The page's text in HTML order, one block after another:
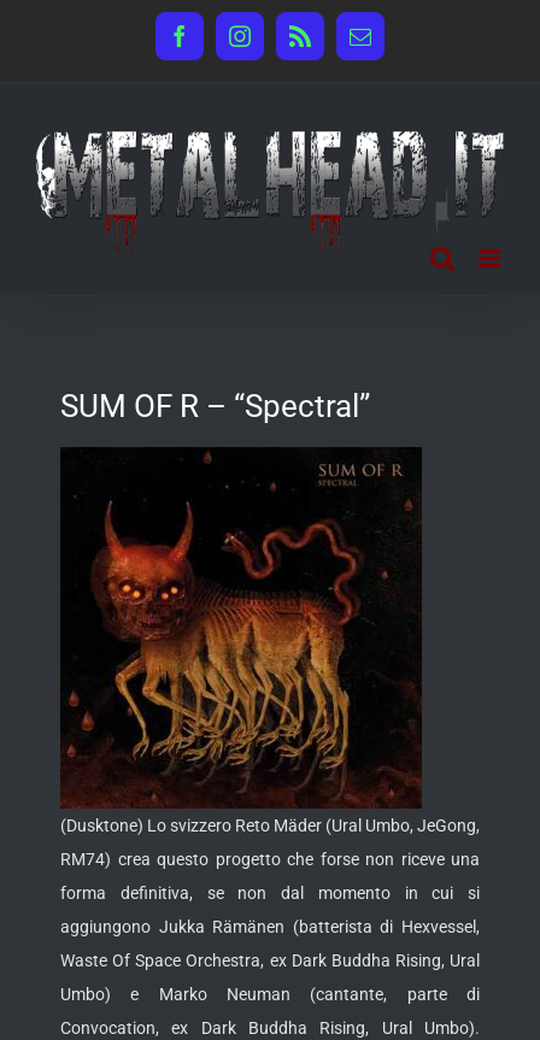
FacebookInstagram
Rss Email
SUM OF R – “Spectral”
(Dusktone) Lo svizzero Reto Mäder (Ural Umbo, JeGong,
RM74) crea questo progetto che forse non riceve una
forma definitiva, se non dal momento in cui si
aggiungono Jukka Rämänen (batterista di Hexvessel,
Waste Of Space Orchestra, ex Dark Buddha Rising, Ural
Umbo) e Marko Neuman (cantante, parte di
Convocation, ex Dark Buddha Rising, Ural Umbo).